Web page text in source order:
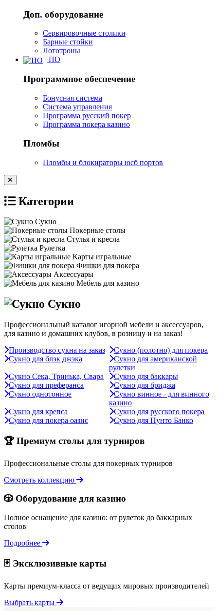
Доп. оборудование
Сервировочные столики
Барные стойки
Лототроны
ПО
Программное обеспечение
Бонусная система
Система управления
Программа русский покер
Программа покера казино
Пломбы
Пломбы и блокираторы юсб портов
Категории
Сукно
Покерные столы
Стулья и кресла
Рулетка
Карты игральные
Фишки для покера
Аксессуары
Мебель для казино
Сукно
Профессиональный каталог игорной мебели и аксессуаров,
для казино и домашних клубов, в розницу и на заказ!
Производство сукна на заказ
Сукно (полотно) для покера
Сукно для блэк джэка
Сукно для американской
рулетки
Сукно Сека, Тринька, Свара
Сукно для баккары
Сукно для преферанса
Сукно для бриджа
Сукно однотонное
Сукно винное - для винного
казино
Сукно для крепса
Сукно для русского покера
Сукно для покера оазис
Сукно для Пунто Банко
🏆 Премиум столы для турниров
Профессиональные столы для покерных турниров
Смотреть коллекцию
🎲 Оборудование для казино
Полное оснащение для казино: от рулеток до баккарных
столов
Подробнее
🃏 Эксклюзивные карты
Карты премиум-класса от ведущих мировых производителей
Выбрать карты